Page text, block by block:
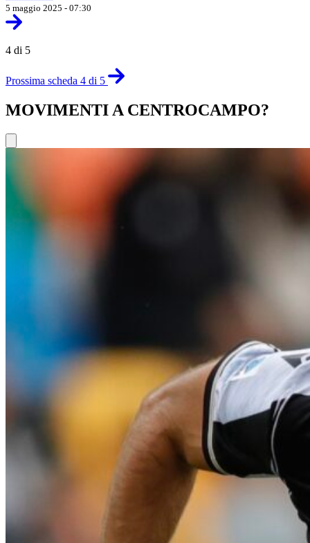
5 maggio 2025 - 07:30
4 di 5
Prossima scheda 4 di 5
MOVIMENTI A CENTROCAMPO?